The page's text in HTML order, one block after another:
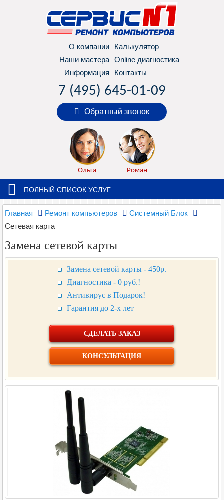
О компании
Калькулятор
Наши мастера Online диагностика
Информация
Контакты
7 (495) 645-01-09
Обратный звонок
Ольга Роман
ПОЛНЫЙ СПИСОК УСЛУГ
Главная Ремонт компьютеров
Системный Блок
Сетевая карта
Замена сетевой карты
Замена сетевой карты - 450р.
Диагностика - 0 руб.!
Антивирус в Подарок!
Гарантия до 2-х лет
СДЕЛАТЬ ЗАКАЗ
КОНСУЛЬТАЦИЯ